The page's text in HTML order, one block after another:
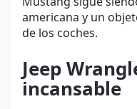
americana y un
de los coches.
Jeep
incansable